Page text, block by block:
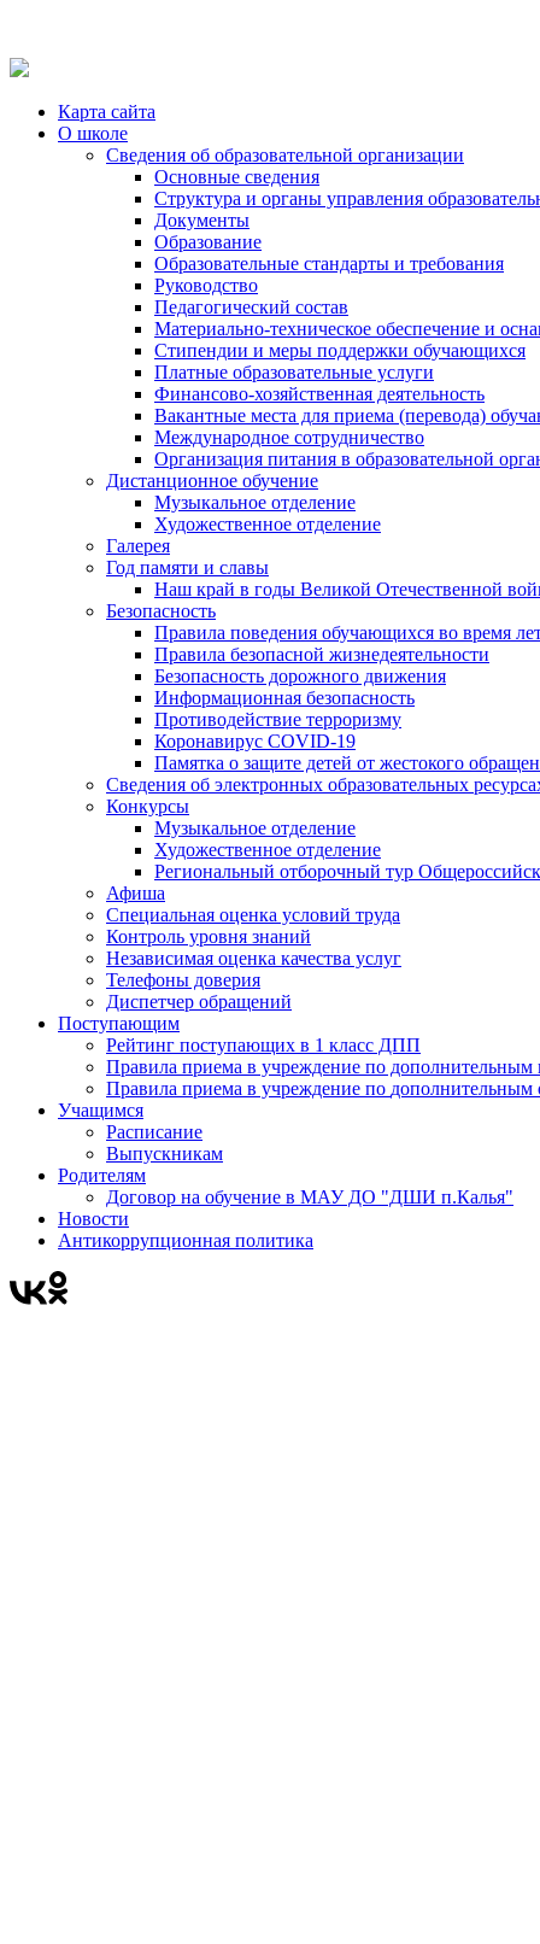
Карта сайта
О школе
Сведения об образовательной организации
Основные сведения
Структура и органы управления
Документы
Образование
Образовательные стандарты и требования
Руководство
Педагогический состав
Материально-техническое обеспечение и
Стипендии и меры поддержки обучающихся
Платные образовательные услуги
Финансово-хозяйственная деятельность
Вакантные места для приема (перевода)
Международное сотрудничество
Организация питания в образовательной
Дистанционное обучение
Музыкальное отделение
Художественное отделение
Галерея
Год памяти и славы
Наш край в годы Великой Отечественной
Безопасность
Правила поведения обучающихся во время
Правила безопасной жизнедеятельности
Безопасность дорожного движения
Информационная безопасность
Противодействие терроризму
Коронавирус COVID-19
Памятка о защите детей от жестокого
Сведения об электронных образовательных
Конкурсы
Музыкальное отделение
Художественное отделение
Региональный отборочный тур
Афиша
Специальная оценка условий труда
Контроль уровня знаний
Независимая оценка качества услуг
Телефоны доверия
Диспетчер обращений
Поступающим
Рейтинг поступающих в 1 класс ДПП
Правила приема в учреждение
Правила приема в
Учащимся
Расписание
Выпускникам
Родителям
Договор на обучение в МАУ ДО "ДШИ п.Калья"
Новости
Антикоррупционная политика